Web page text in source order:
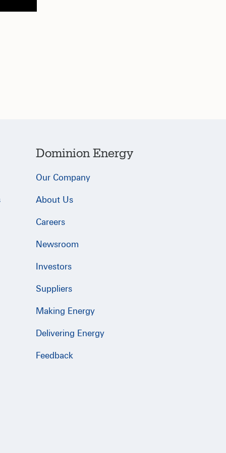
Dominion Energy
Our Company
About Us
Careers
Newsroom
Investors
Suppliers
Making Energy
Delivering Energy
Feedback